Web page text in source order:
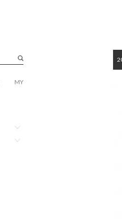
MY